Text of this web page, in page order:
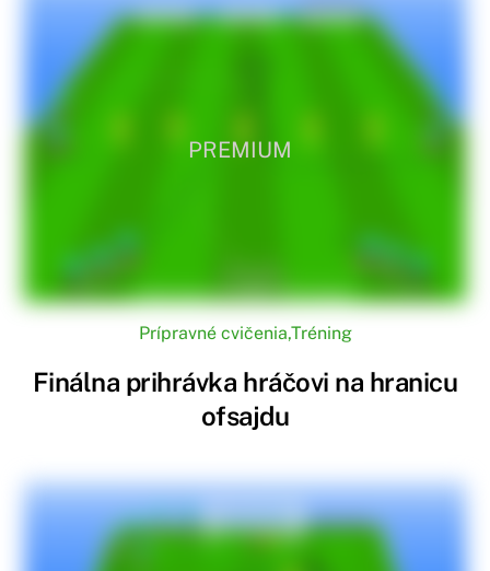
PREMIUM
Prípravné cvičenia,Tréning
Finálna prihrávka hráčovi na hranicu
ofsajdu